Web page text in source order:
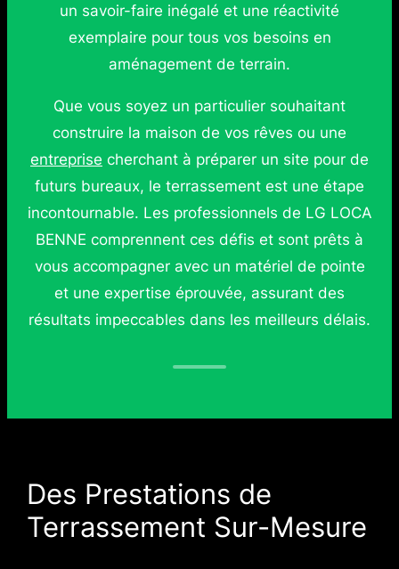
un savoir-faire inégalé et une réactivité
exemplaire pour tous vos besoins en
aménagement de terrain.
Que vous soyez un particulier souhaitant
construire la maison de vos rêves ou une
entreprise cherchant à préparer un site pour de
futurs bureaux, le terrassement est une étape
incontournable. Les professionnels de LG LOCA
BENNE comprennent ces défis et sont prêts à
vous accompagner avec un matériel de pointe
et une expertise éprouvée, assurant des
résultats impeccables dans les meilleurs délais.
Des Prestations de
Terrassement Sur-Mesure